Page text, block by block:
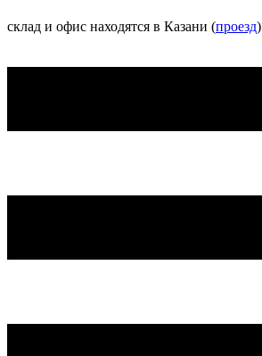
склад и офис находятся в Казани (проезд)